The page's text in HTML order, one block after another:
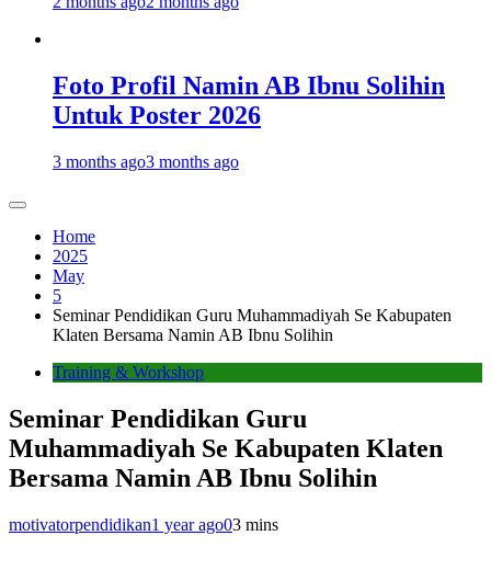
Foto Profil Namin AB Ibnu Solihin
Untuk Poster 2026
3 months ago3 months ago
Home
2025
May
5
Seminar Pendidikan Guru Muhammadiyah Se Kabupaten
Klaten Bersama Namin AB Ibnu Solihin
Training & Workshop
Seminar Pendidikan Guru
Muhammadiyah Se Kabupaten Klaten
Bersama Namin AB Ibnu Solihin
motivatorpendidikan1 year ago03 mins